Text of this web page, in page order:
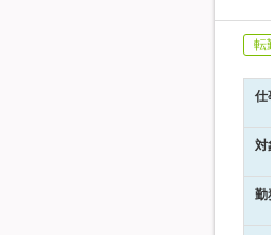
転
仕
対
勤